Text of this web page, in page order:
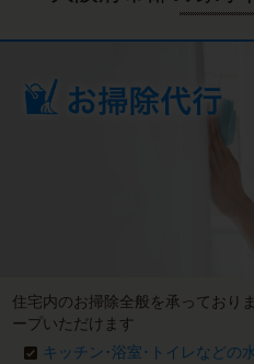
住宅内のお掃除全般を承っており
ープいただけます
キッチン･浴室･トイレなどの